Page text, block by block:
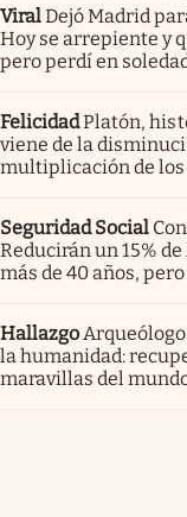
ViralDejó Madrid
Hoy se arrepiente y
pero perdí en
FelicidadPlatón,
viene de la
multiplicación de los
Seguridad Social
Reducirán un 15%
más de 40 años,
Hallazgo
la humanidad:
maravillas del